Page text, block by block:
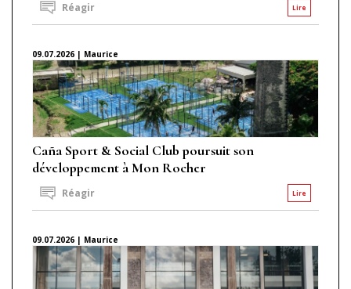
Lire
Réagir
09.07.2026 | Maurice
Caña Sport & Social Club poursuit son
développement à Mon Rocher
Lire
Réagir
09.07.2026 | Maurice